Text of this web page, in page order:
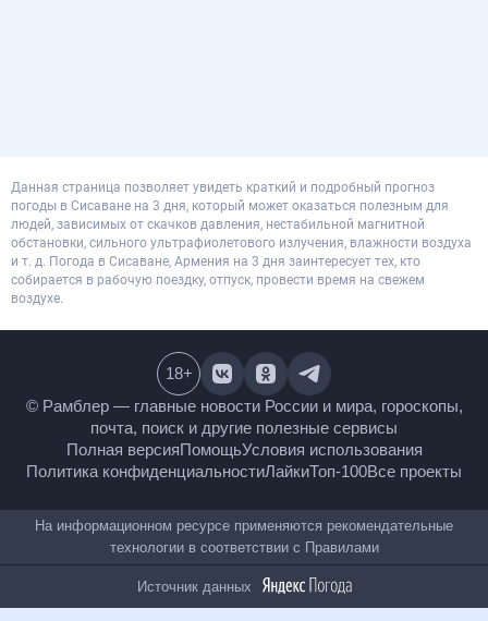
Данная страница позволяет увидеть краткий и подробный прогноз
погоды в Сисаване на 3 дня, который может оказаться полезным для
людей, зависимых от скачков давления, нестабильной магнитной
обстановки, сильного ультрафиолетового излучения, влажности воздуха
и т. д. Погода в Сисаване, Армения на 3 дня заинтересует тех, кто
собирается в рабочую поездку, отпуск, провести время на свежем
воздухе.
© Рамблер — главные новости России и мира,
гороскопы, почта, поиск и другие полезные сервисы
Полная версияПомощьУсловия использования
Политика конфиденциальностиЛайкиТоп-100
18+
На информационном ресурсе применяются
рекомендательные технологии в соответствии сПравилами
Источник данных